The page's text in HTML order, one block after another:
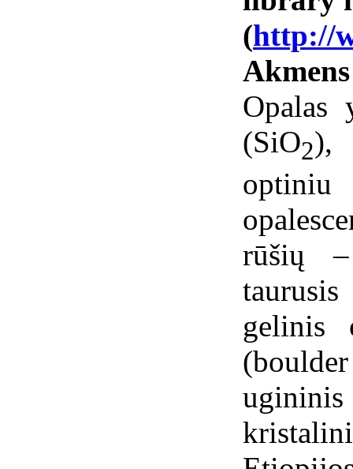
(http://
Opalas
(SiO2),
rūšių –
gelinis